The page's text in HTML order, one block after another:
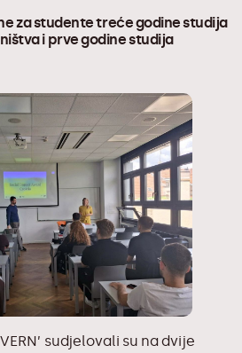
za studente treće godine studija
i prve godine studija
sudjelovali su na dvije